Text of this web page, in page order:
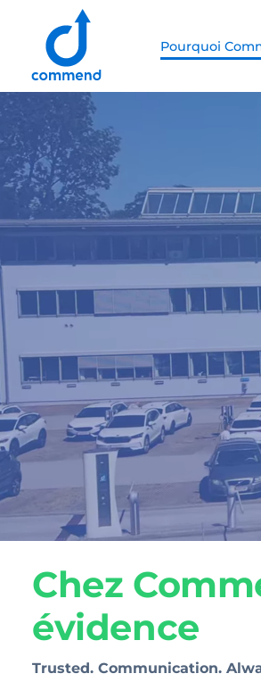
Scroll to content
Commend
Pourquoi
Chez
évidence
Trusted. Communication.